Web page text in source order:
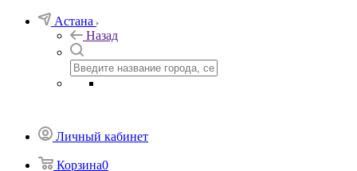
Астана
Назад
Личный кабинет
Корзина0